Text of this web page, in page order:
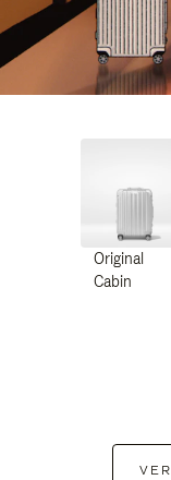
Original
Cabin